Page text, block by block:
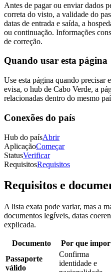
Antes de pagar ou enviar dados
correta do visto, a validade do
datas de entrada e saída, a
ou continuação. Informações
de correção.
Quando usar esta página
Use esta página quando precisar
evisa, o hub de Cabo Verde, a
relacionadas dentro do mesmo
Conexões do país
Hub do paísAbrir
AplicaçãoComeçar
StatusVerificar
RequisitosRequisitos
Requisitos e
A lista exata pode variar, mas a
documentos legíveis, datas
explicada.
Documento Por que
Passaporte
válido
Confirma
identidade e